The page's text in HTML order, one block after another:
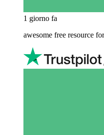
1 giorno fa
awesome free resource